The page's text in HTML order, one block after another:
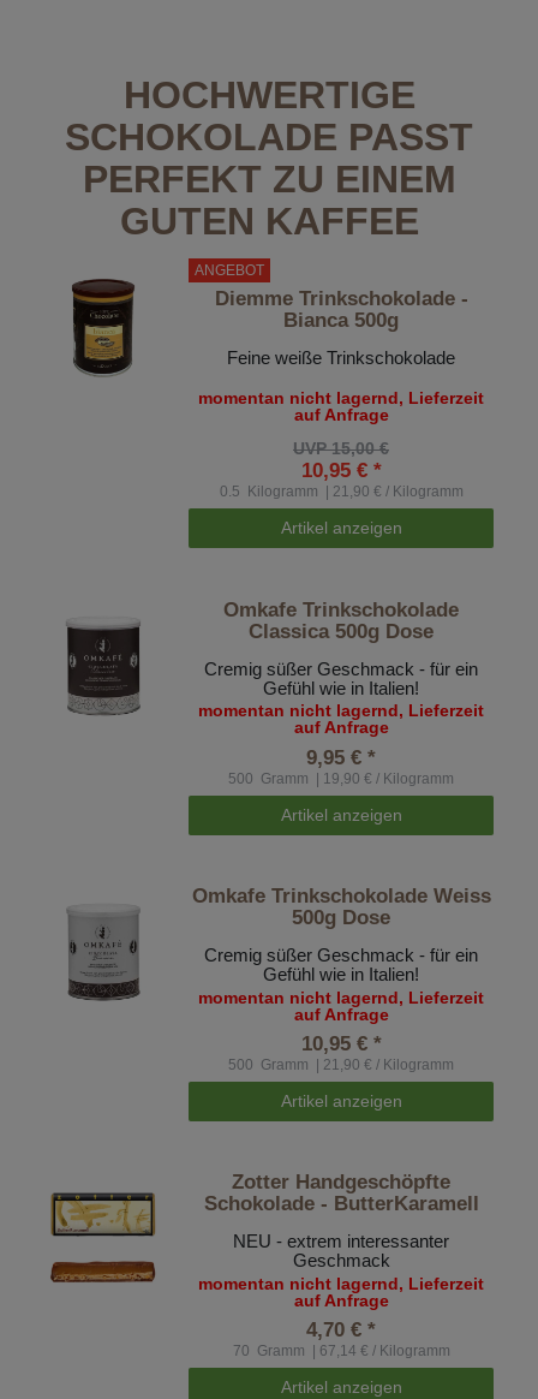
HOCHWERTIGE
SCHOKOLADE PASST
PERFEKT ZU EINEM
GUTEN KAFFEE
ANGEBOT
Diemme Trinkschokolade -
Bianca 500g
Feine weiße Trinkschokolade
momentan nicht lagernd, Lieferzeit
auf Anfrage
UVP 15,00 €
10,95 € *
0.5 Kilogramm | 21,90 € / Kilogramm
Artikel anzeigen
Omkafe Trinkschokolade
Classica 500g Dose
Cremig süßer Geschmack - für ein
Gefühl wie in Italien!
momentan nicht lagernd, Lieferzeit
auf Anfrage
9,95 € *
500 Gramm | 19,90 € / Kilogramm
Artikel anzeigen
Omkafe Trinkschokolade Weiss
500g Dose
Cremig süßer Geschmack - für ein
Gefühl wie in Italien!
momentan nicht lagernd, Lieferzeit
auf Anfrage
10,95 € *
500 Gramm | 21,90 € / Kilogramm
Artikel anzeigen
Zotter Handgeschöpfte
Schokolade - ButterKaramell
NEU - extrem interessanter
Geschmack
momentan nicht lagernd, Lieferzeit
auf Anfrage
4,70 € *
70 Gramm | 67,14 € / Kilogramm
Artikel anzeigen